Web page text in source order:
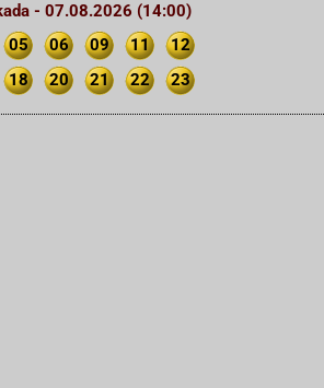
- 07.08.2026 (14:00)
05 06 09 11
12
18 20 21 22 23